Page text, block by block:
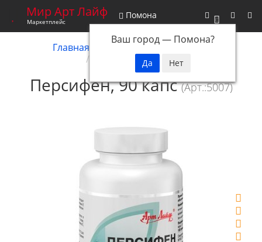
0
Мир Арт Лайф
Маркетплейс
Помона
Ваш город — Помона?
Главная
Снятые с производства
Персифен, 90 капс
Персифен, 90 капс(Арт.:5007)